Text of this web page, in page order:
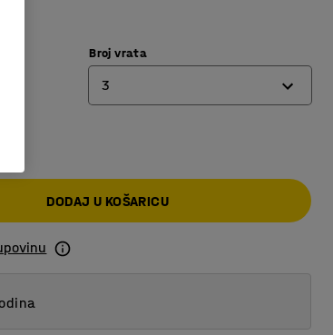
Broj vrata
3
4
DODAJ U KOŠARICU